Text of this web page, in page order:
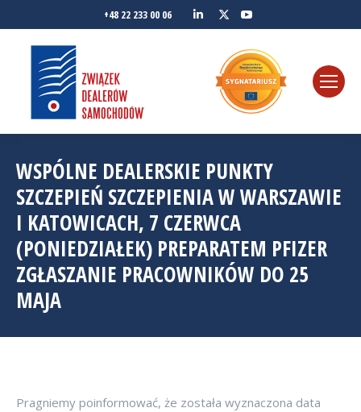
+48 22 233 00 06
Linkedin
Twitter
WSPÓLNE DEALERSKIE PUNKTY
SZCZEPIEŃ SZCZEPIENIA W WARSZAWIE
I KATOWICACH, 7 CZERWCA
(PONIEDZIAŁEK) PREPARATEM PFIZER
ZGŁASZANIE PRACOWNIKÓW DO 25
MAJA
Pragniemy poinformować, że została wyznaczona data